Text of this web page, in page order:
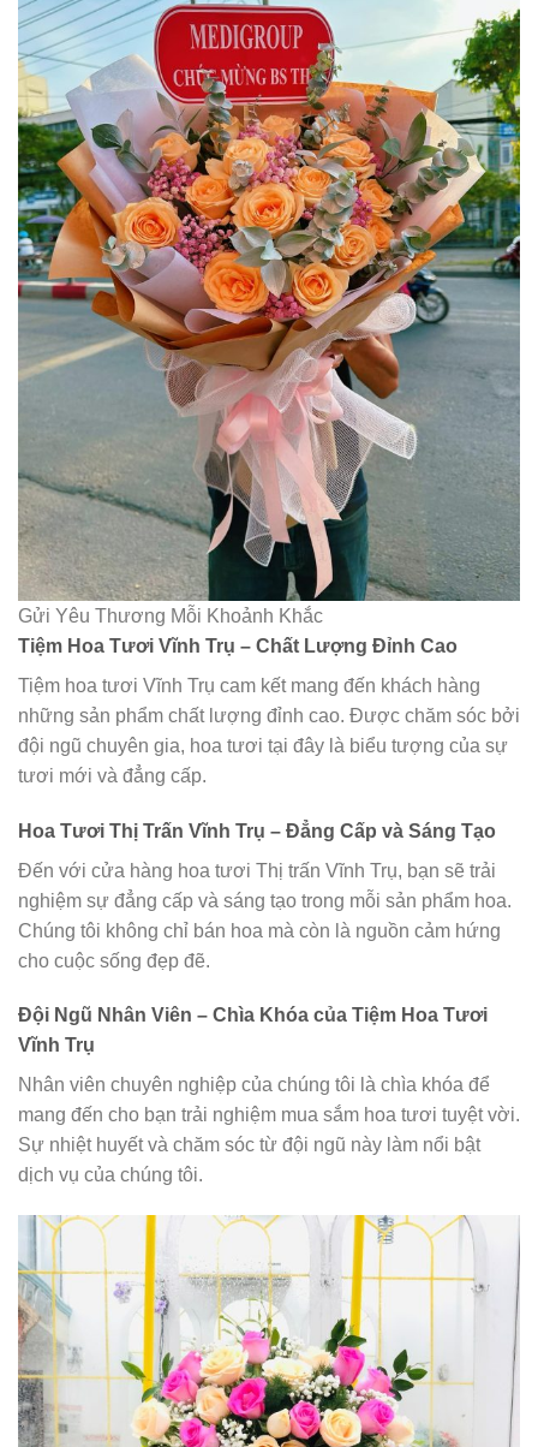
Gửi Yêu Thương Mỗi Khoảnh Khắc
Tiệm Hoa Tươi Vĩnh Trụ – Chất Lượng Đỉnh Cao
Tiệm hoa tươi Vĩnh Trụ cam kết mang đến khách hàng
những sản phẩm chất lượng đỉnh cao. Được chăm sóc bởi
đội ngũ chuyên gia, hoa tươi tại đây là biểu tượng của sự
tươi mới và đẳng cấp.
Hoa Tươi Thị Trấn Vĩnh Trụ – Đẳng Cấp và Sáng Tạo
Đến với cửa hàng hoa tươi Thị trấn Vĩnh Trụ, bạn sẽ trải
nghiệm sự đẳng cấp và sáng tạo trong mỗi sản phẩm hoa.
Chúng tôi không chỉ bán hoa mà còn là nguồn cảm hứng
cho cuộc sống đẹp đẽ.
Đội Ngũ Nhân Viên – Chìa Khóa của Tiệm Hoa Tươi
Vĩnh Trụ
Nhân viên chuyên nghiệp của chúng tôi là chìa khóa để
mang đến cho bạn trải nghiệm mua sắm hoa tươi tuyệt vời.
Sự nhiệt huyết và chăm sóc từ đội ngũ này làm nổi bật
dịch vụ của chúng tôi.